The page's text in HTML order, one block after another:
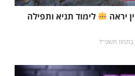
יראה
לימוד תניא ותפילה
בתמוז תשפ״ד